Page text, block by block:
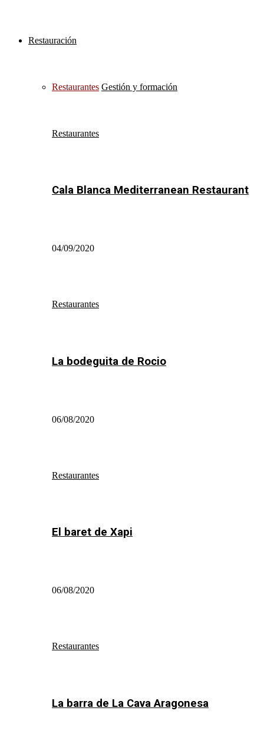
Restauración
Restaurantes Gestión y formación
Restaurantes
Cala Blanca Mediterranean Restaurant
04/09/2020
Restaurantes
La bodeguita de Rocio
06/08/2020
Restaurantes
El baret de Xapi
06/08/2020
Restaurantes
La barra de La Cava Aragonesa